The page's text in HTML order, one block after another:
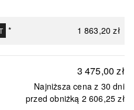
* 1 863,20 zł
3 475,00 zł
Najniższa cena z 30 dni
przed obniżką 2 606,25 zł